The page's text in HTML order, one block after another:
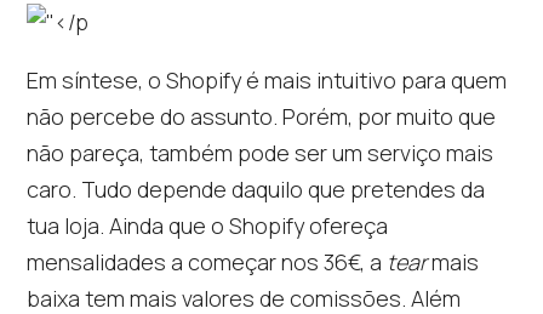
Em síntese, o Shopify é mais intuitivo para quem
não percebe do assunto. Porém, por muito que
não pareça, também pode ser um serviço mais
caro. Tudo depende daquilo que pretendes da
tua loja. Ainda que o Shopify ofereça
mensalidades a começar nos 36€, a tearmais
baixa tem mais valores de comissões. Além